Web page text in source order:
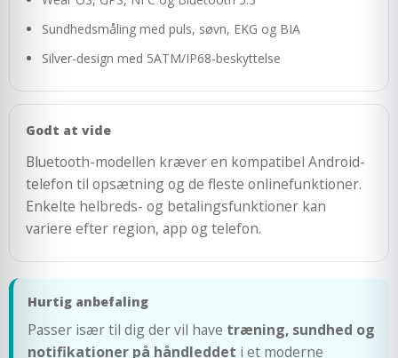
Sundhedsmåling med puls, søvn, EKG og BIA
Silver-design med 5ATM/IP68-beskyttelse
Godt at vide
Bluetooth-modellen kræver en kompatibel Android-
telefon til opsætning og de fleste onlinefunktioner.
Enkelte helbreds- og betalingsfunktioner kan
variere efter region, app og telefon.
Hurtig anbefaling
Passer især til dig der vil have træning, sundhed og
notifikationer på håndleddet i et moderne